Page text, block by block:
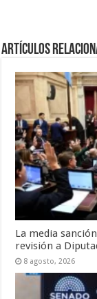
Artículos
La media
revisión a
8 agosto, 2026